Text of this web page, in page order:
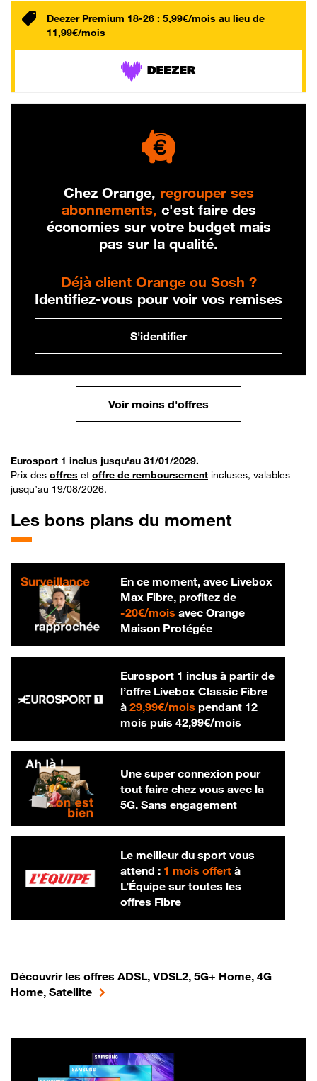
Deezer Premium 18-26 : 5,99€/mois au lieu de
11,99€/mois
Chez Orange, regrouper ses
abonnements, c'est faire des
économies sur votre budget mais
pas sur la qualité.
Déjà client Orange ou Sosh ?
Identifiez-vous pour voir vos remises
S'identifier
Voir moins d'offres
Eurosport 1 inclus jusqu'au 31/01/2029.
Prix des offres et offre de remboursement incluses, valables
jusqu’au 19/08/2026.
Les bons plans du moment
En ce moment, avec Livebox
Max Fibre, profitez de
-20€/mois20 € par mois
avec Orange
Maison Protégée
Eurosport 1 inclus à partir de
l’offre Livebox Classic Fibre
à 29,99€/mois29,99 € par mois
pendant 12
mois puis 42,99€/mois42,99 € par
Une super connexion pour
tout faire chez vous avec la
5G. Sans engagement
Le meilleur du sport vous
attend : 1 mois offertà
L’Équipe sur toutes les
offres Fibre
Découvrir les offres ADSL, VDSL2, 5G+ Home, 4G
Home, Satellite